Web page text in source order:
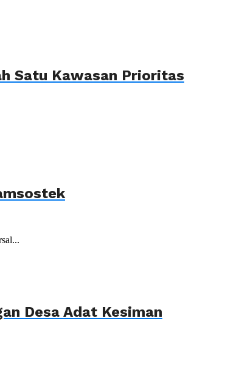
Satu Kawasan Prioritas
Desa Adat Kesiman